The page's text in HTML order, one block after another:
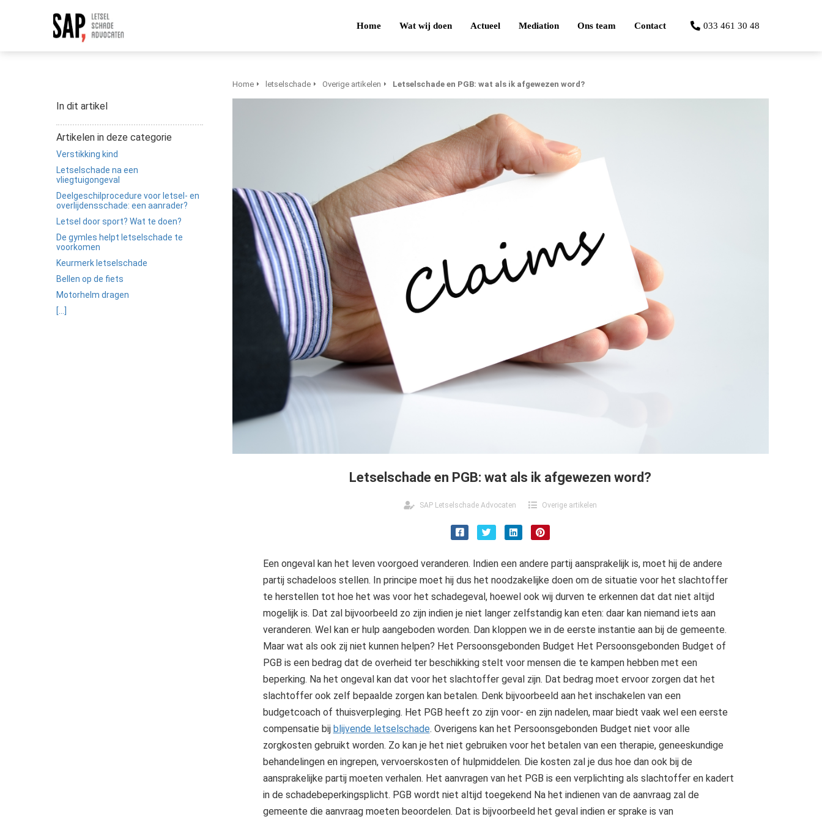
Home Wat wij doen Actueel Mediation Ons team Contact 033 461 30 48
In dit artikel
Artikelen in deze categorie
Verstikking kind
Letselschade na een
vliegtuigongeval
Deelgeschilprocedure voor letsel- en
overlijdensschade: een aanrader?
Letsel door sport? Wat te doen?
De gymles helpt letselschade te
voorkomen
Keurmerk letselschade
Bellen op de fiets
Motorhelm dragen
[...]
Home letselschade Overige artikelen Letselschade en PGB: wat als ik afgewezen word?
Letselschade en PGB: wat als ik afgewezen word?
SAP Letselschade Advocaten Overige artikelen
Een ongeval kan het leven voorgoed veranderen. Indien een andere partij aansprakelijk is, moet hij de andere
partij schadeloos stellen. In principe moet hij dus het noodzakelijke doen om de situatie voor het slachtoffer
te herstellen tot hoe het was voor het schadegeval, hoewel ook wij durven te erkennen dat dat niet altijd
mogelijk is. Dat zal bijvoorbeeld zo zijn indien je niet langer zelfstandig kan eten: daar kan niemand iets aan
veranderen. Wel kan er hulp aangeboden worden. Dan kloppen we in de eerste instantie aan bij de gemeente.
Maar wat als ook zij niet kunnen helpen? Het Persoonsgebonden Budget Het Persoonsgebonden Budget of
PGB is een bedrag dat de overheid ter beschikking stelt voor mensen die te kampen hebben met een
beperking. Na het ongeval kan dat voor het slachtoffer geval zijn. Dat bedrag moet ervoor zorgen dat het
slachtoffer ook zelf bepaalde zorgen kan betalen. Denk bijvoorbeeld aan het inschakelen van een
budgetcoach of thuisverpleging. Het PGB heeft zo zijn voor- en zijn nadelen, maar biedt vaak wel een eerste
compensatie bij blijvende letselschade. Overigens kan het Persoonsgebonden Budget niet voor alle
zorgkosten gebruikt worden. Zo kan je het niet gebruiken voor het betalen van een therapie, geneeskundige
behandelingen en ingrepen, vervoerskosten of hulpmiddelen. Die kosten zal je dus hoe dan ook bij de
aansprakelijke partij moeten verhalen. Het aanvragen van het PGB is een verplichting als slachtoffer en kadert
in de schadebeperkingsplicht. PGB wordt niet altijd toegekend Na het indienen van de aanvraag zal de
gemeente die aanvraag moeten beoordelen. Dat is bijvoorbeeld het geval indien er sprake is van